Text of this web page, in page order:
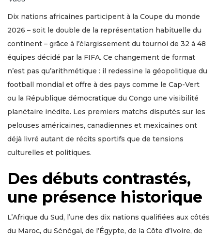
Dix nations africaines participent à la Coupe du monde
2026 – soit le double de la représentation habituelle du
continent – grâce à l’élargissement du tournoi de 32 à 48
équipes décidé par la FIFA. Ce changement de format
n’est pas qu’arithmétique : il redessine la géopolitique du
football mondial et offre à des pays comme le Cap-Vert
ou la République démocratique du Congo une visibilité
planétaire inédite. Les premiers matchs disputés sur les
pelouses américaines, canadiennes et mexicaines ont
déjà livré autant de récits sportifs que de tensions
culturelles et politiques.
Des débuts contrastés,
une présence historique
L’Afrique du Sud, l’une des dix nations qualifiées aux côtés
du Maroc, du Sénégal, de l’Égypte, de la Côte d’Ivoire, de